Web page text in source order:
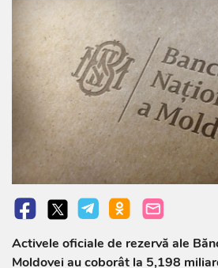
Activele oficiale de rezervă ale
Moldovei au coborât la 5,198